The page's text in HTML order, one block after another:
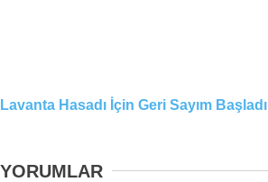
Lavanta Hasadı İçin Geri Sayım Başladı
YORUMLAR